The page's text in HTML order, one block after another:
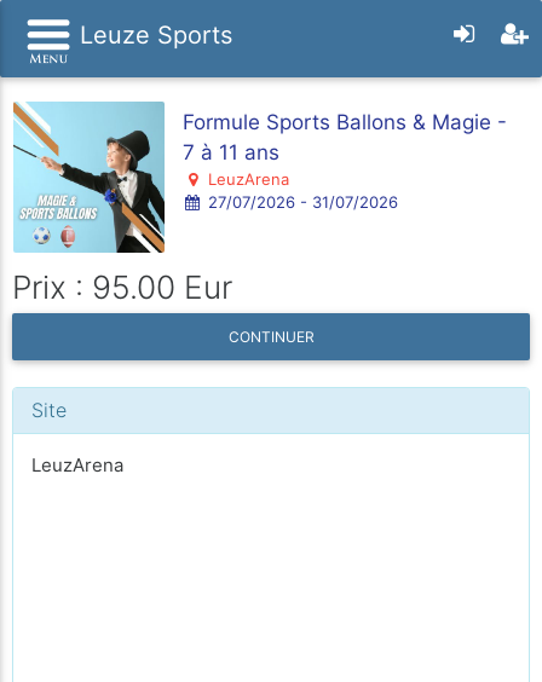
Leuze Sports
Formule Sports Ballons & Magie -
7 à 11 ans
LeuzArena
27/07/2026 - 31/07/2026
Prix : 95.00 Eur
CONTINUER
Site
LeuzArena